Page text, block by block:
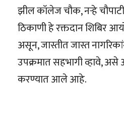
झील कॉलेज चौक, नऱ्हे
ठिकाणी हे रक्तदान शिबिर
असून, जास्तीत जास्त
उपक्रमात सहभागी व्हावे,
करण्यात आले आहे.